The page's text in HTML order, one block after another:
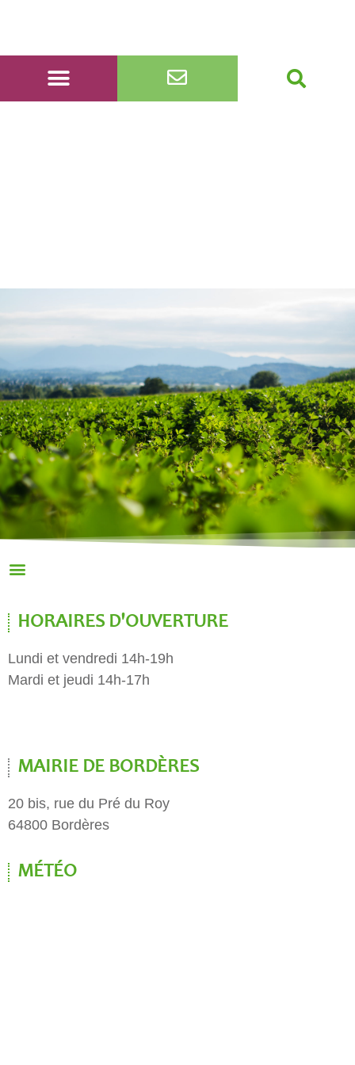
HORAIRES D'OUVERTURE
Lundi et vendredi 14h-19h
Mardi et jeudi 14h-17h
MAIRIE DE BORDÈRES
20 bis, rue du Pré du Roy
64800 Bordères
MÉTÉO